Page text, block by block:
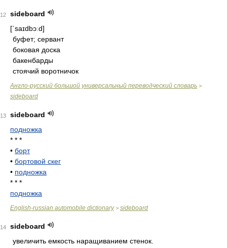
12
sideboard
[`saɪdbɔːd]
буфет; сервант
боковая доска
бакенбарды
стоячий воротничок
Англо-русский большой универсальный переводческий словарь >
sideboard
13
sideboard
подножка
* * *
• борт
• бортовой скег
• подножка
* * *
подножка
English-russian automobile dictionary> sideboard
14
sideboard
увеличить емкость наращиванием стенок.